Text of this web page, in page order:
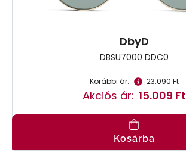
DbyD
DBSU7000 DDC0
Korábbi ár: 23.090 Ft
Akciós ár: 15.009 Ft
Kosárba